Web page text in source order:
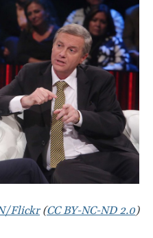
Flickr(CC BY-NC-ND 2.0)